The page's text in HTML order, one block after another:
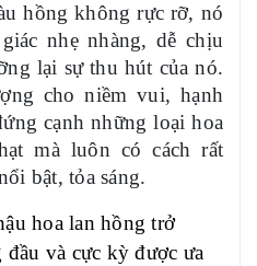
hồng không rực rỡ, nó
nhẹ nhàng, dễ chịu
lại sự thu hút của nó.
cho niềm vui, hạnh
cạnh những loại hoa
mà luôn có cách rất
bật, tỏa sáng.
hoa lan hồng trở
đầu và cực kỳ được ưa